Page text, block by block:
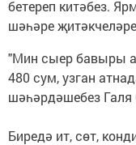
бетереп китәбез.
шәһәре
"Мин сыер бавыры
480 сум, узган
шәһәрдәшебез Галя
Биредә ит, сөт,